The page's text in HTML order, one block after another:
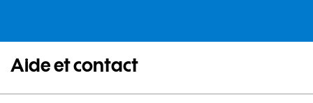
Aide et contact